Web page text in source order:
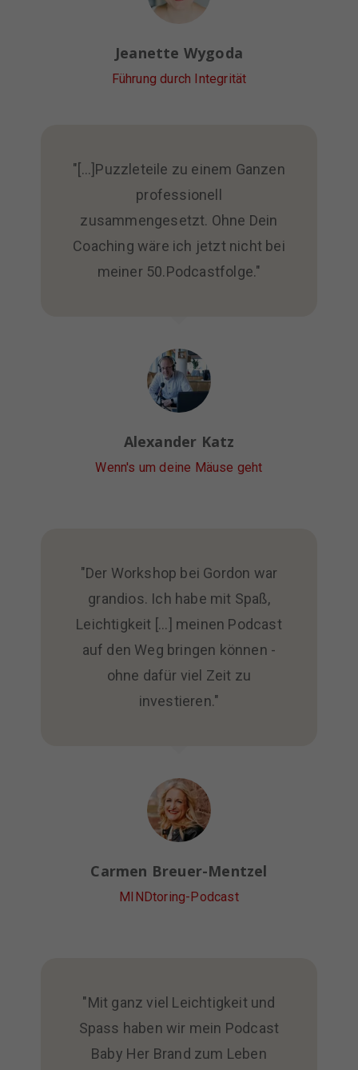
Jeanette Wygoda
Führung durch Integrität
"[...]Puzzleteile zu einem Ganzen
professionell
zusammengesetzt. Ohne Dein
Coaching wäre ich jetzt nicht bei
meiner 50.Podcastfolge."
Alexander Katz
Wenn's um deine Mäuse geht
"Der Workshop bei Gordon war
grandios. Ich habe mit Spaß,
Leichtigkeit [...] meinen Podcast
auf den Weg bringen können -
ohne dafür viel Zeit zu
investieren."
Carmen Breuer-Mentzel
MINDtoring-Podcast
"Mit ganz viel Leichtigkeit und
Spass haben wir mein Podcast
Baby Her Brand zum Leben